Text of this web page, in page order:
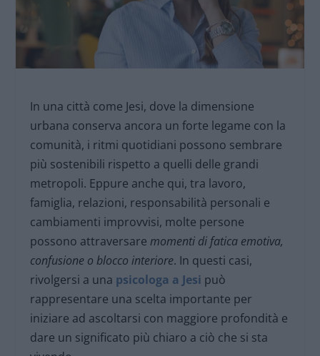
In una città come Jesi, dove la dimensione
urbana conserva ancora un forte legame con la
comunità, i ritmi quotidiani possono sembrare
più sostenibili rispetto a quelli delle grandi
metropoli. Eppure anche qui, tra lavoro,
famiglia, relazioni, responsabilità personali e
cambiamenti improvvisi, molte persone
possono attraversaremomenti di fatica emotiva,
confusione o blocco interiore. In questi casi,
rivolgersi a una psicologa a Jesi può
rappresentare una scelta importante per
iniziare ad ascoltarsi con maggiore profondità e
dare un significato più chiaro a ciò che si sta